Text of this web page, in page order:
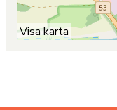
Visa karta